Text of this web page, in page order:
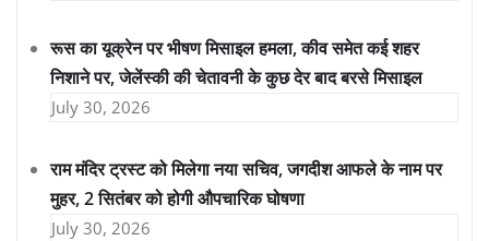
रूस का यूक्रेन पर भीषण मिसाइल हमला, कीव समेत कई शहर
निशाने पर, जेलेंस्की की चेतावनी के कुछ देर बाद बरसे मिसाइल
July 30, 2026
राम मंदिर ट्रस्ट को मिलेगा नया सचिव, जगदीश आफले के नाम पर
मुहर, 2 सितंबर को होगी औपचारिक घोषणा
July 30, 2026